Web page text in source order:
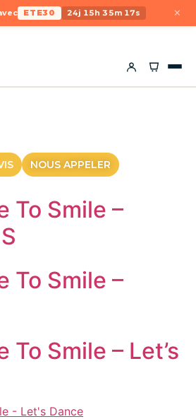
ETE30 24j 15h 35m 17s ×
NOUS APPELER
To Smile –
To Smile –
To Smile – Let’s